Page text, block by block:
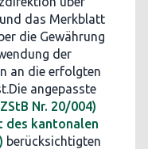
das Merkblatt
die Gewährung
der
an die erfolgten
angepasste
Nr. 20/004)
des kantonalen
berücksichtigten